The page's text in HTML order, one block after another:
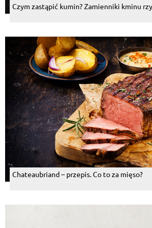
Czym zastąpić kumin? Zamienniki kminu
Chateaubriand – przepis. Co to za mięso?